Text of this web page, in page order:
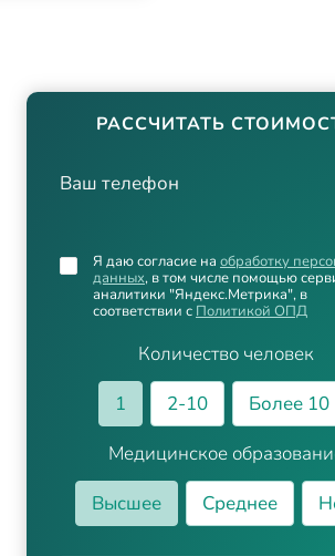
РАССЧИТАТЬ
Ваш телефон
Количество человек
1
2-10
Более 10
Медицинское
Высшее
Среднее
Я даю согласие на обработку
данных, в том числе помощью
аналитики "Яндекс.Метрика", в
соответствии с Политикой ОПД